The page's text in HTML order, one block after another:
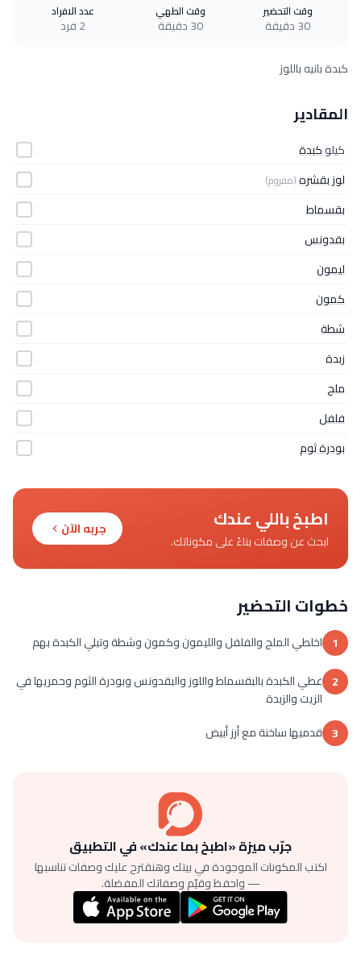
وقت التحضير
30 دقيقة
وقت الطهي
30 دقيقة
عدد الافراد
2 فرد
كبدة بانيه باللوز
المقادير
كيلوكبدة
لوز بقشره(مفروم)
بقسماط
بقدونس
ليمون
كمون
شطة
زبدة
ملح
فلفل
بودرة ثوم
اطبخ باللي عندك
ابحث عن وصفات بناءً على مكوناتك.
جربه الآن
خطوات التحضير
1 اخلطي الملح والفلفل والليمون وكمون وشطة وتبلي الكبدة بهم
2 غطي الكبدة بالبقسماط واللوز والبقدونس وبودرة الثوم وحمريها في
الزيت والزبدة
3 قدميها ساخنة مع أرز أبيض
جرّب ميزة «اطبخ بما عندك» في التطبيق
اكتب المكونات الموجودة في بيتك وهنقترح عليك وصفات تناسبها
— واحفظ وقيّم وصفاتك المفضلة.